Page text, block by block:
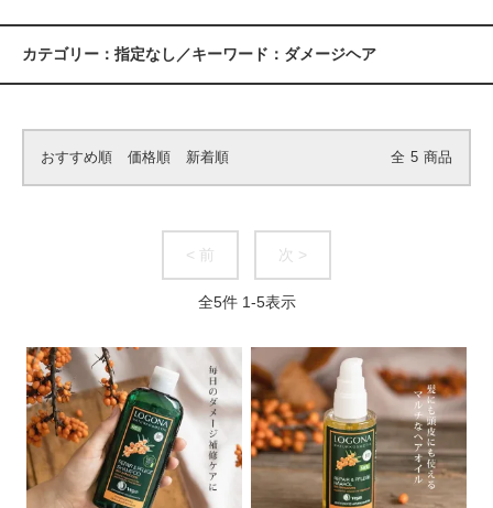
カテゴリー：指定なし／キーワード：ダメージヘア
おすすめ順 価格順 新着順 全 5 商品
< 前 次 >
全5件 1-5表示